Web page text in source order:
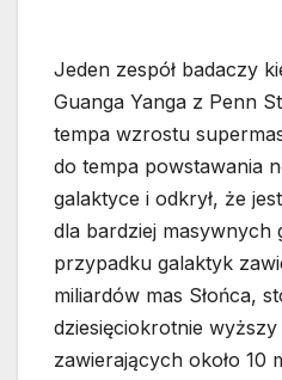
Jeden zespół badaczy
Guanga Yanga z Penn
tempa wzrostu
do tempa powstawania
galaktyce i odkrył, że
dla bardziej masywnych
przypadku galaktyk
miliardów mas Słońca,
dziesięciokrotnie
zawierających około 10